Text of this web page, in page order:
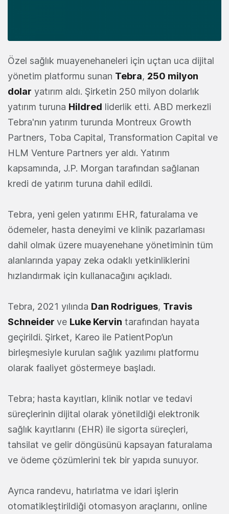
Özel sağlık muayenehaneleri için uçtan uca dijital
yönetim platformu sunan Tebra, 250 milyon
dolar yatırım aldı. Şirketin 250 milyon dolarlık
yatırım turuna Hildred liderlik etti. ABD merkezli
Tebra'nın yatırım turunda Montreux Growth
Partners, Toba Capital, Transformation Capital ve
HLM Venture Partners yer aldı. Yatırım
kapsamında, J.P. Morgan tarafından sağlanan
kredi de yatırım turuna dahil edildi.
Tebra, yeni gelen yatırımı EHR, faturalama ve
ödemeler, hasta deneyimi ve klinik pazarlaması
dahil olmak üzere muayenehane yönetiminin tüm
alanlarında yapay zeka odaklı yetkinliklerini
hızlandırmak için kullanacağını açıkladı.
Tebra, 2021 yılında Dan Rodrigues, Travis
Schneider ve Luke Kervin tarafından hayata
geçirildi. Şirket, Kareo ile PatientPop’un
birleşmesiyle kurulan sağlık yazılımı platformu
olarak faaliyet göstermeye başladı.
Tebra; hasta kayıtları, klinik notlar ve tedavi
süreçlerinin dijital olarak yönetildiği elektronik
sağlık kayıtlarını (EHR) ile sigorta süreçleri,
tahsilat ve gelir döngüsünü kapsayan faturalama
ve ödeme çözümlerini tek bir yapıda sunuyor.
Ayrıca randevu, hatırlatma ve idari işlerin
otomatikleştirildiği otomasyon araçlarını, online